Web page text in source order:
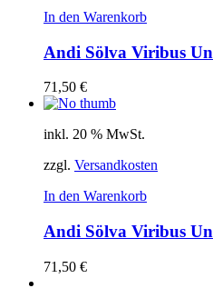
In den Warenkorb
Andi Sölva Viribus
71,50 €
inkl. 20 % MwSt.
zzgl. Versandkosten
In den Warenkorb
Andi Sölva Viribus
71,50 €